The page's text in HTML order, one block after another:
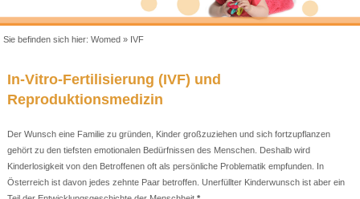
Sie befinden sich hier:Womed » IVF
In-Vitro-Fertilisierung (IVF) und
Reproduktionsmedizin
Der Wunsch eine Familie zu gründen, Kinder großzuziehen und sich fortzupflanzen
gehört zu den tiefsten emotionalen Bedürfnissen des Menschen. Deshalb wird
Kinderlosigkeit von den Betroffenen oft als persönliche Problematik empfunden. In
Österreich ist davon jedes zehnte Paar betroffen. Unerfüllter Kinderwunsch ist aber ein